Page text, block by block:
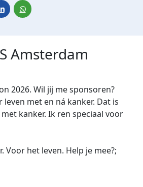
Amsterdam
2026. Wil jij me sponsoren?
met en ná kanker. Dat is
kanker. Ik ren speciaal voor
Voor het leven. Help je mee?;